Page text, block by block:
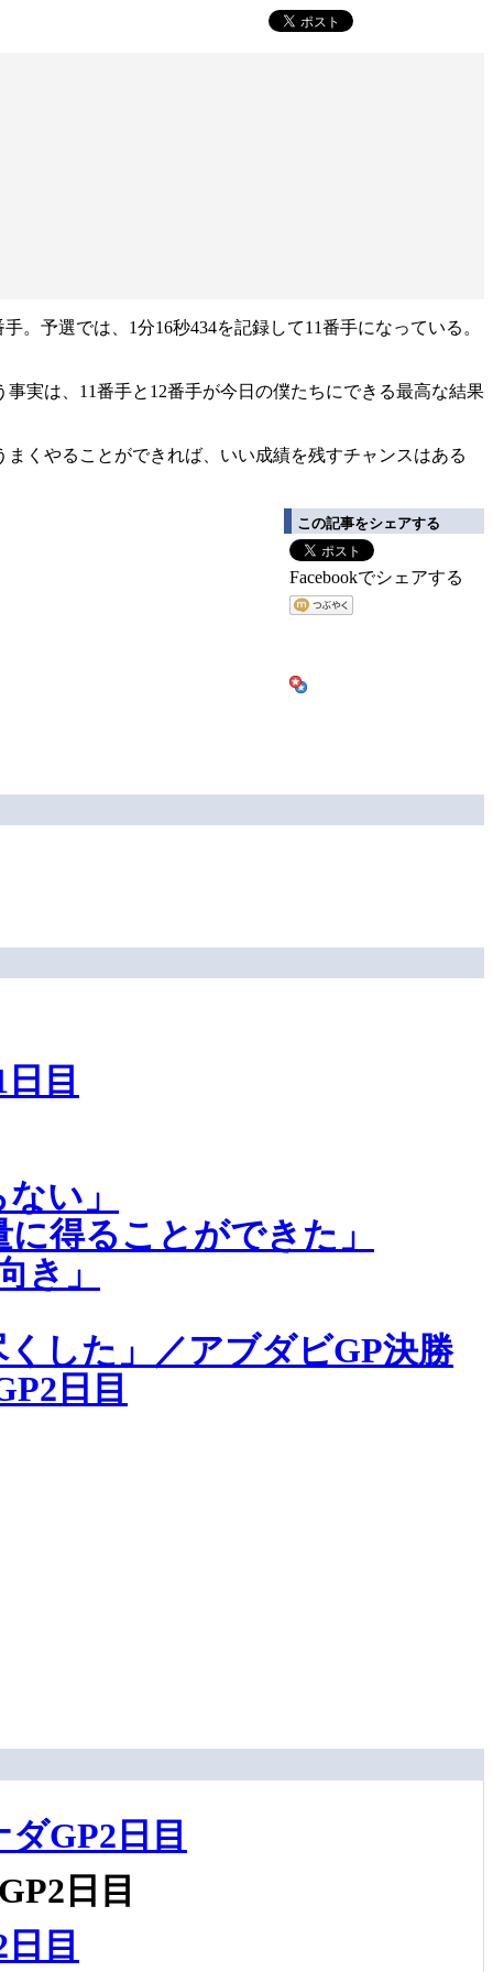
。予選では、1分16秒434を記録して11番手になっている。
実は、11番手と12番手が今日の僕たちにできる最高な結果
くやることができれば、いい成績を残すチャンスはある
この記事をシェアする
Facebookでシェアする
目
い」
得ることができた」
き」
した」／アブダビGP決勝
日目
GP2日目
日目
目